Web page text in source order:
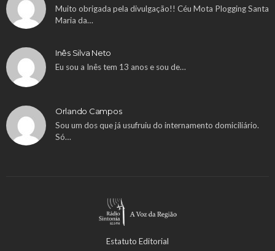
Muito obrigada pela divulgação!! Céu Mota Plogging Santa
Maria da…
Inês Silva Neto
Eu sou a Inês tem 13 anos e sou de…
Orlando Campos
Sou um dos que já usufruiu do internamento domiciliário.
Só…
Estatuto Editorial